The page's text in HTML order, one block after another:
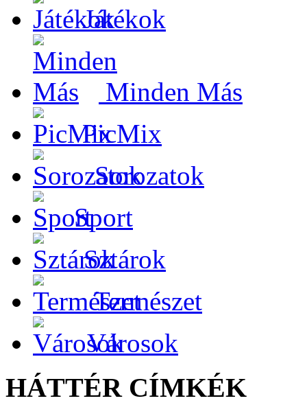
Játékok
Minden Más
PicMix
Sorozatok
Sport
Sztárok
Természet
Városok
HÁTTÉR CÍMKÉK